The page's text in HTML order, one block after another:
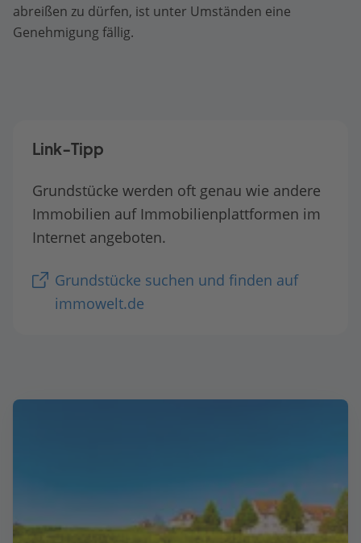
abreißen zu dürfen, ist unter Umständen eine
Genehmigung fällig.
Link-Tipp
Grundstücke werden oft genau wie andere
Immobilien auf Immobilienplattformen im
Internet angeboten.
Grundstücke suchen und finden auf
immowelt.de